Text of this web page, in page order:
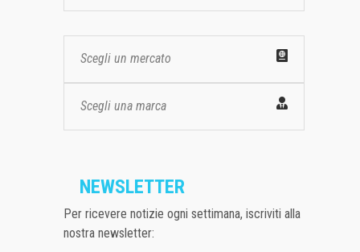
Scegli un mercato
Scegli una marca
NEWSLETTER
Per ricevere notizie ogni settimana, iscriviti alla
nostra newsletter: